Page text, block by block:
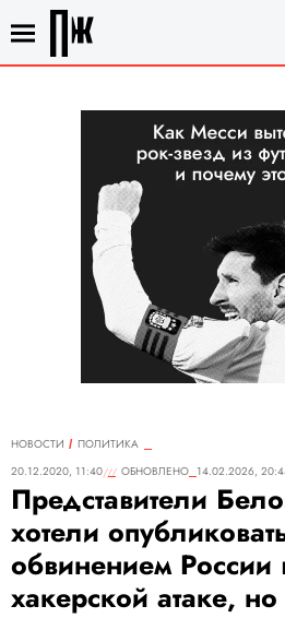
НОВОСТИ
ПОЛИТИКА
20.12.2020, 11:40
ОБНОВЛЕНО 14.02.2026,
Представители
хотели
обвинением России
хакерской атаке,